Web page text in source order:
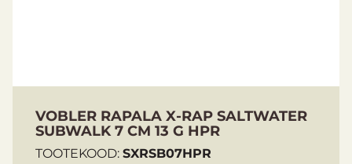
VOBLER RAPALA X-RAP SALTWATER
SUBWALK 7 CM 13 G HPR
TOOTEKOOD: SXRSB07HPR